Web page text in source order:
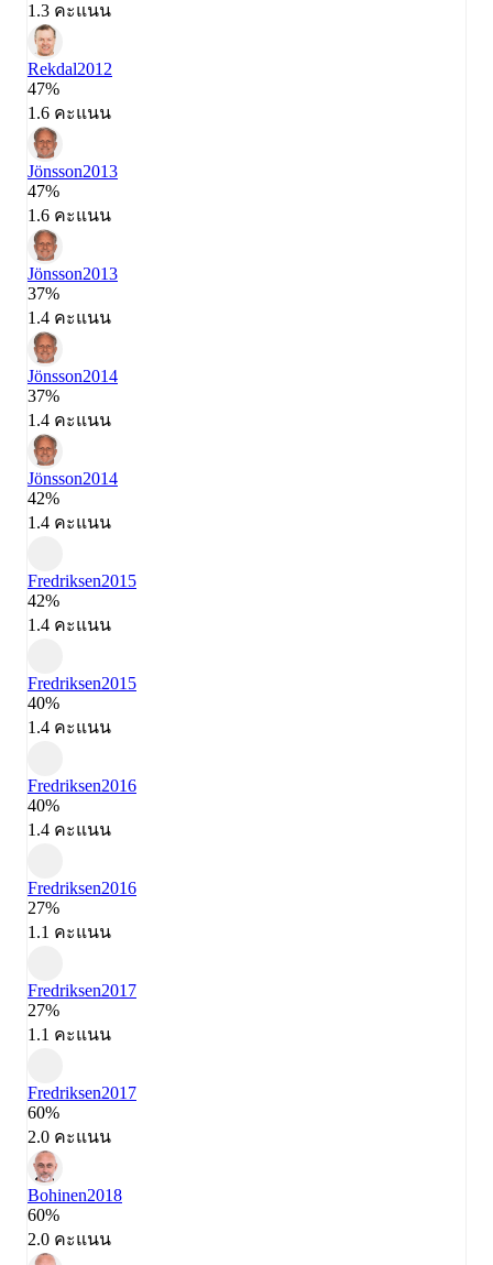
1.3 คะแนน
Rekdal2012
47%
1.6 คะแนน
Jönsson2013
47%
1.6 คะแนน
Jönsson2013
37%
1.4 คะแนน
Jönsson2014
37%
1.4 คะแนน
Jönsson2014
42%
1.4 คะแนน
Fredriksen2015
42%
1.4 คะแนน
Fredriksen2015
40%
1.4 คะแนน
Fredriksen2016
40%
1.4 คะแนน
Fredriksen2016
27%
1.1 คะแนน
Fredriksen2017
27%
1.1 คะแนน
Fredriksen2017
60%
2.0 คะแนน
Bohinen2018
60%
2.0 คะแนน